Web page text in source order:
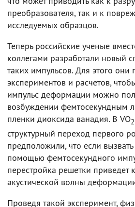
преобразователя, так и к
исследуемых образцов.
Теперь российские ученые
коллегами разработали новый
таких импульсов. Для этого они
экспериментов и расчетов,
импульс деформации можно
возбуждении фемтосекундным
пленки диоксида ванадия. В VO2
структурный переход первого
предположили, что если
помощью фемтосекундного
перестройка решетки приведет
акустической волны
Проведя такой эксперимент,